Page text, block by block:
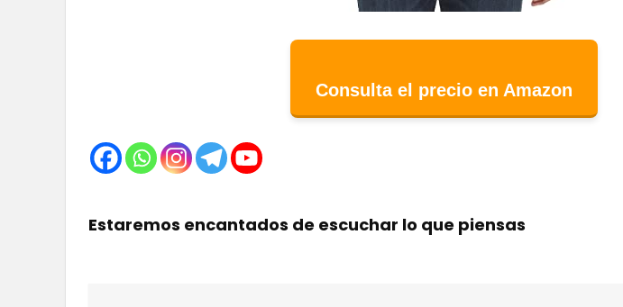
Consulta el precio en Amazon
Estaremos encantados de escuchar lo que piensas